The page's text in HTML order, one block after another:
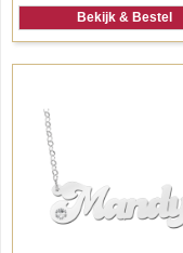
Bekijk & Bestel